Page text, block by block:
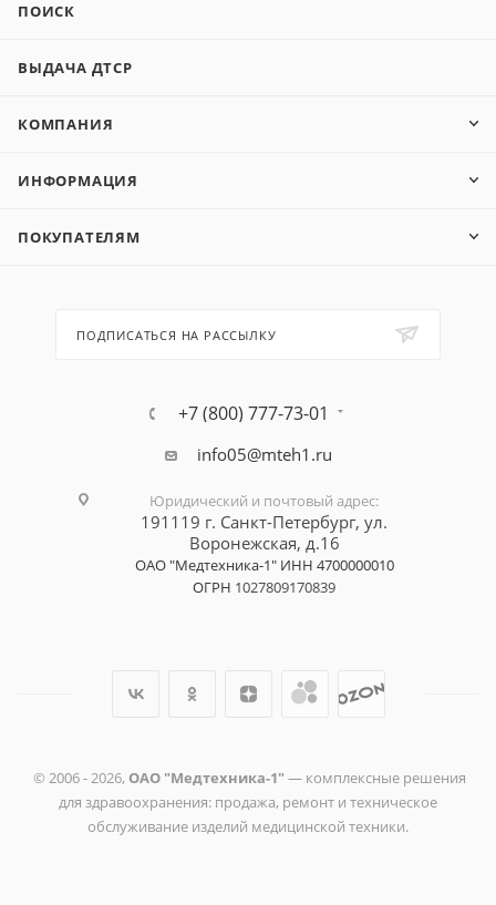
ПОИСК
ВЫДАЧА ДТСР
КОМПАНИЯ
ИНФОРМАЦИЯ
ПОКУПАТЕЛЯМ
ПОДПИСАТЬСЯ НА РАССЫЛКУ
+7 (800) 777-73-01
info05@mteh1.ru
Юридический и почтовый адрес:
191119 г. Санкт-Петербург, ул.
Воронежская, д.16
ОАО "Медтехника-1" ИНН 4700000010
ОГРН 1027809170839
© 2006 -2026, ОАО "Медтехника-1"— комплексные решения
для здравоохранения: продажа, ремонт и техническое
обслуживание изделий медицинской техники.